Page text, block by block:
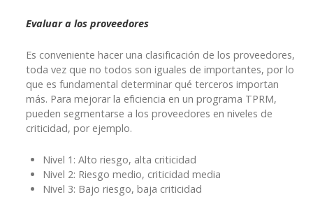
Evaluar a los proveedores
Es conveniente hacer una clasificación de los proveedores,
toda vez que no todos son iguales de importantes, por lo
que es fundamental determinar qué terceros importan
más. Para mejorar la eficiencia en un programa TPRM,
pueden segmentarse a los proveedores en niveles de
criticidad, por ejemplo.
Nivel 1: Alto riesgo, alta criticidad
Nivel 2: Riesgo medio, criticidad media
Nivel 3: Bajo riesgo, baja criticidad